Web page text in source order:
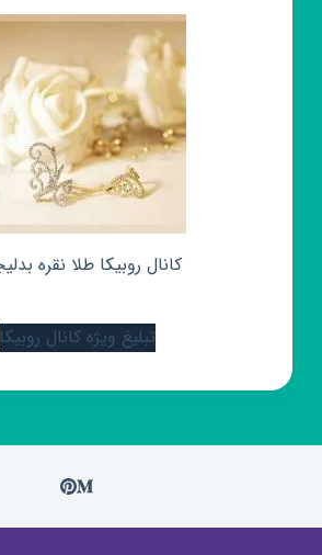
کانال روبیکا طلا نقره
تبلیغ ویژه کانال روبیکا